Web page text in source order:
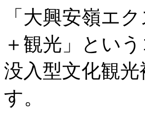
「大興安嶺エ
＋観光」とい
没入型文化観
す。